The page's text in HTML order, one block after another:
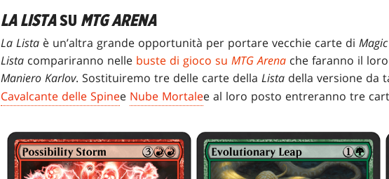
LA LISTASU MTG ARENA
La Lista è un’altra grande opportunità per portare vecchie carte di Magic
Lista compariranno nelle buste di gioco su MTG Arena che faranno il
Maniero Karlov. Sostituiremo tre delle carte della Lista della versione da
Cavalcante delle Spinee Nube Mortalee al loro posto entreranno tre